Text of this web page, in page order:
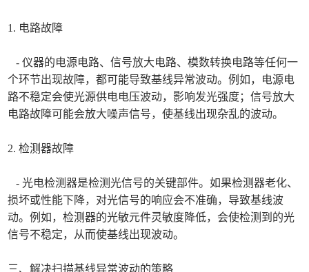
1. 电路故障
- 仪器的电源电路、信号放大电路、模数转换电路等任何一
个环节出现故障，都可能导致基线异常波动。例如，电源电
路不稳定会使光源供电电压波动，影响发光强度；信号放大
电路故障可能会放大噪声信号，使基线出现杂乱的波动。
2. 检测器故障
- 光电检测器是检测光信号的关键部件。如果检测器老化、
损坏或性能下降，对光信号的响应会不准确，导致基线波
动。例如，检测器的光敏元件灵敏度降低，会使检测到的光
信号不稳定，从而使基线出现波动。
三、解决扫描基线异常波动的策略